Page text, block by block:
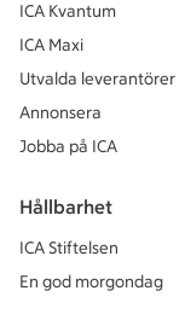
ICA Kvantum
ICA Maxi
Utvalda leverantörer
Annonsera
Jobba på ICA
Hållbarhet
ICA Stiftelsen
En god morgondag